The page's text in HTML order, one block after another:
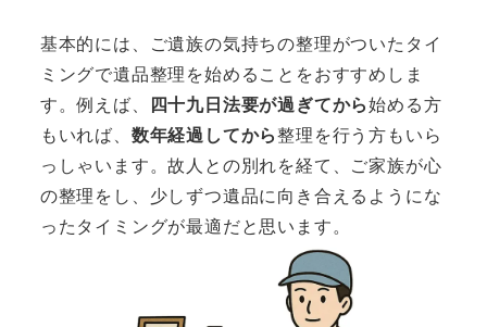
基本的には、ご遺族の気持ちの整理がついたタイ
ミングで遺品整理を始めることをおすすめしま
す。例えば、
四十九日法要が過ぎてから始める方
もいれば、 数年経過してから整理を行う方もいら
っしゃいます。故人との別れを経て、ご家族が心
の整理をし、少しずつ遺品に向き合えるようにな
ったタイミングが最適だと思います。